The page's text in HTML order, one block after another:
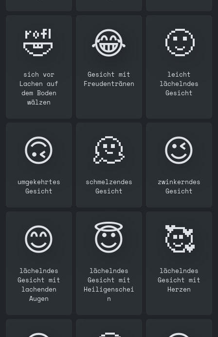
🤣
sich vor
Lachen auf
dem Boden
wälzen
😂
Gesicht mit
Freudentränen
🙂
leicht
lächelndes
Gesicht
🙃
umgekehrtes
Gesicht
🫠
schmelzendes
Gesicht
😉
zwinkerndes
Gesicht
😊
lächelndes
Gesicht mit
lachenden
Augen
😇
lächelndes
Gesicht mit
Heiligenschei
n
🥰
lächelndes
Gesicht mit
Herzen